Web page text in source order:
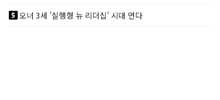
looks_5오너 3세 '실행형 뉴 리더십' 시대 연다